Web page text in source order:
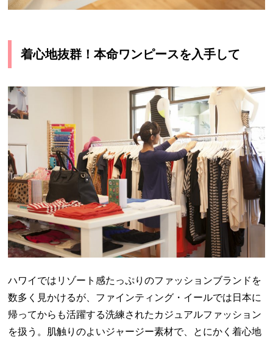
着心地抜群！本命ワンピースを入手して
ハワイではリゾート感たっぷりのファッションブランドを
数多く見かけるが、ファインティング・イールでは日本に
帰ってからも活躍する洗練されたカジュアルファッション
を扱う。肌触りのよいジャージー素材で、とにかく着心地